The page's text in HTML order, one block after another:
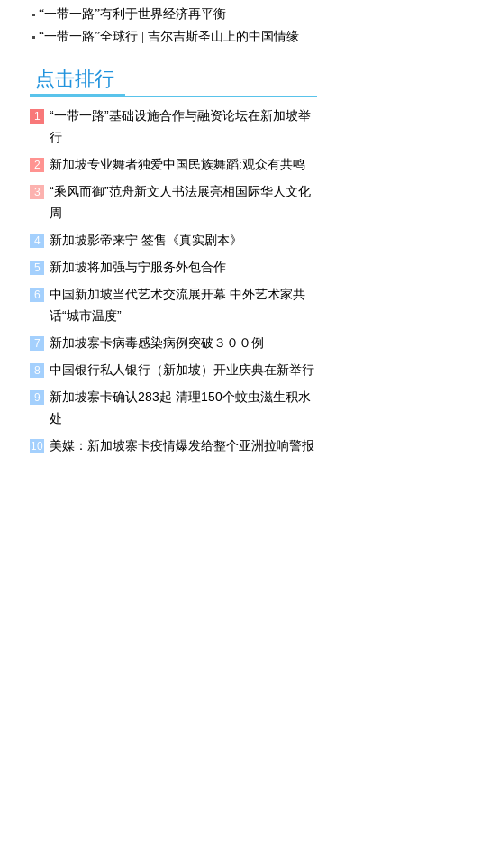
“一带一路”有利于世界经济再平衡
“一带一路”全球行 | 吉尔吉斯圣山上的中国情缘
点击排行
1
“一带一路”基础设施合作与融资论坛在新加坡举
行
2 新加坡专业舞者独爱中国民族舞蹈:观众有共鸣
3
“乘风而御”范舟新文人书法展亮相国际华人文化
周
4 新加坡影帝来宁 签售《真实剧本》
5 新加坡将加强与宁服务外包合作
6
中国新加坡当代艺术交流展开幕 中外艺术家共
话“城市温度”
7 新加坡寨卡病毒感染病例突破３００例
8 中国银行私人银行（新加坡）开业庆典在新举行
9
新加坡寨卡确认283起 清理150个蚊虫滋生积水
处
10 美媒：新加坡寨卡疫情爆发给整个亚洲拉响警报